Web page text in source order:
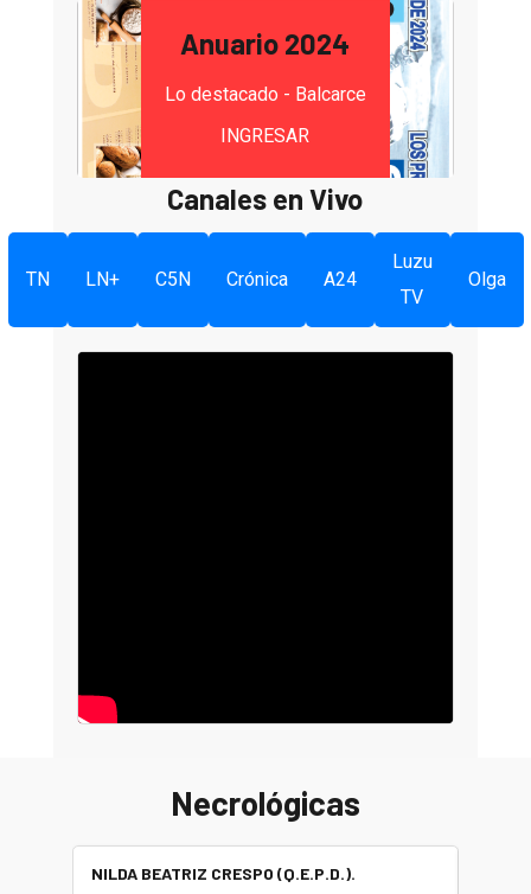
Anuario 2024
Lo destacado - Balcarce
INGRESAR
Canales en Vivo
TN LN+ C5N Crónica A24
Luzu
TV
Olga
Necrológicas
NILDA BEATRIZ CRESPO (Q.E.P.D.).